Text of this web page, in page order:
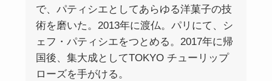
で、パティシエとしてあらゆる洋菓子の技
術を磨いた。2013年に渡仏。パリにて、シ
ェフ・パティシエをつとめる。2017年に帰
国後、集大成としてTOKYO チューリップ
ローズを手がける。